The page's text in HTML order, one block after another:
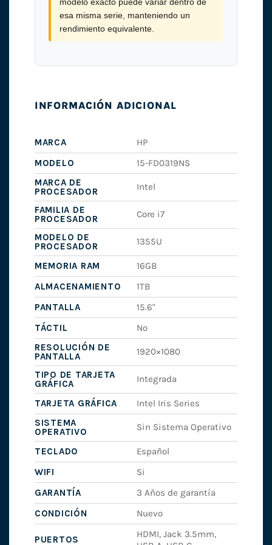
esa misma serie, manteniendo un
rendimiento equivalente.
INFORMACIÓN ADICIONAL
MARCA
HP
MODELO
15-FD0319NS
MARCA DE
PROCESADOR
Intel
FAMILIA DE
PROCESADOR
Core i7
MODELO DE
PROCESADOR
1355U
MEMORIA RAM
16GB
ALMACENAMIENTO
1TB
PANTALLA
15.6"
TÁCTIL
No
RESOLUCIÓN DE
PANTALLA
1920×1080
TIPO DE TARJETA
GRÁFICA
Integrada
TARJETA GRÁFICA
Intel Iris Series
SISTEMA
OPERATIVO
Sin Sistema Operativo
TECLADO
Español
WIFI
Si
GARANTÍA
3 Años de garantía
CONDICIÓN
Nuevo
PUERTOS
HDMI, Jack 3.5mm,